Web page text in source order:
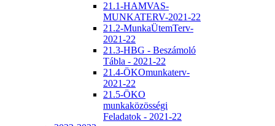
21.1-HAMVAS-
MUNKATERV-2021-22
21.2-MunkaÜtemTerv-
2021-22
21.3-HBG - Beszámoló
Tábla - 2021-22
21.4-ÖKOmunkaterv-
2021-22
21.5-ÖKO
munkaközösségi
Feladatok - 2021-22